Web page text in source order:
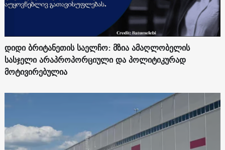
დიდი ბრიტანეთის საელჩო: მზია ამაღლობელის
სასჯელი არაპროპორციული და პოლიტიკურად
მოტივირებულია